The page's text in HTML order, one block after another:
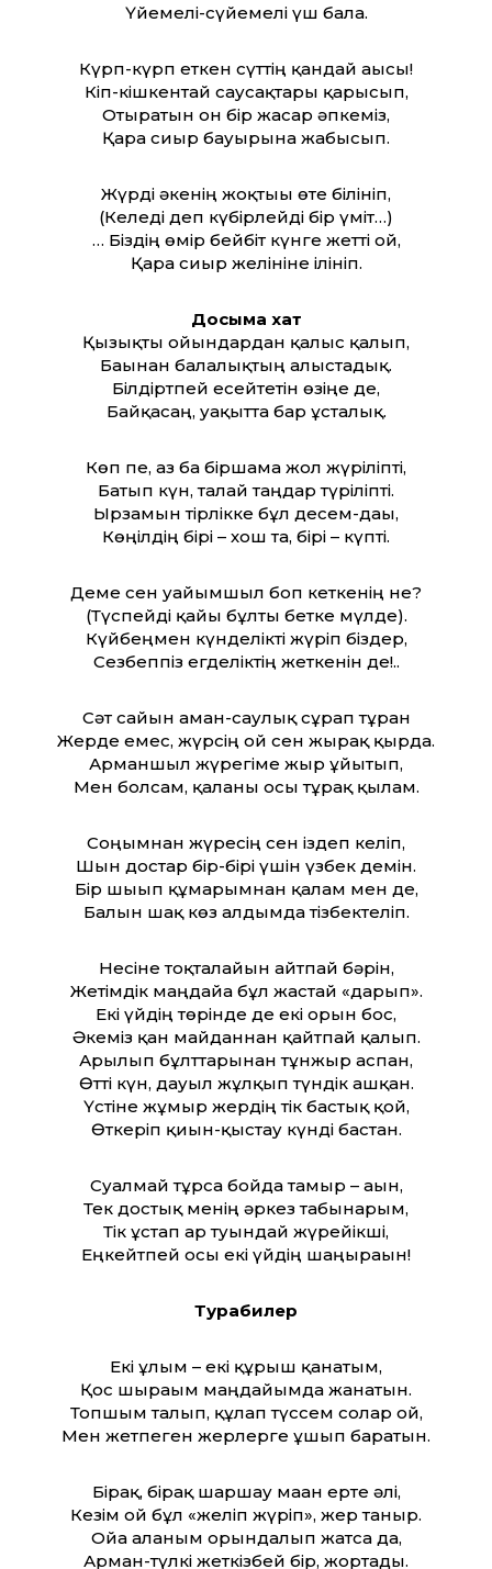
Үйемелі-сүйемелі үш бала.
Күрп-күрп еткен сүт­тің қандай ағысы!
Кіп-кішкентай саусақтары қарысып,
Отыратын он бір жасар әпкеміз,
Қара сиыр бауырына жабысып.
Жүрді әкенің жоқтығы өте білініп,
(Келеді деп күбірлейді бір үміт…)
… Біздің өмір бейбіт күнге жет­ті ғой,
Қара сиыр желініне ілініп.
Досыма хат
Қызықты ойындардан қалыс қалып,
Бағынан балалықтың алыстадық.
Білдіртпей есейтетін өзіңе де,
Байқасаң, уақыт­та бар ұсталық.
Көп пе, аз ба біршама жол жүріліпті,
Батып күн, талай таңдар түріліпті.
Ырзамын тірлікке бұл десем-дағы,
Көңілдің бірі – хош та, бірі – күпті.
Деме сен уайымшыл боп кеткенің не?
(Түспейді қайғы бұлты бетке мүлде).
Күйбеңмен күнделікті жүріп біздер,
Сезбеппіз егделіктің жеткенін де!..
Сәт сайын аман-саулық сұрап тұрған
Жерде емес, жүрсің ғой сен жырақ қырда.
Арманшыл жүрегіме жыр ұйытып,
Мен болсам, қаланы осы тұрақ қылғам.
Соңымнан жүресің сен іздеп келіп,
Шын достар бір-бірі үшін үзбек демін.
Бір шығып құмарымнан қалам мен де,
Балғын шақ көз алдымда тізбектеліп.
Несіне тоқталайын айтпай бәрін,
Жетімдік маңдайға бұл жастай «дарып».
Екі үйдің төрінде де екі орын бос,
Әкеміз қан майданнан қайтпай қалып.
Арылып бұлт­тарынан тұнжыр аспан,
Өт­ті күн, дауыл жұлқып түндік ашқан.
Үстіне жұмыр жердің тік бастық қой,
Өткеріп қиын-қыстау күнді бастан.
Суалмай тұрса бойда тамыр – ағын,
Тек достық менің әркез табынарым,
Тік ұстап ар туындай жүрейікші,
Еңкейтпей осы екі үйдің шаңырағын!
Турабилер
Екі ұлым – екі құрыш қанатым,
Қос шырағым маңдайымда жанатын.
Топшым талып, құлап түссем солар ғой,
Мен жетпеген жерлерге ұшып баратын.
Бірақ, бірақ шаршау маған ерте әлі,
Кезім ғой бұл «желіп жүріп», жер таныр.
Ойға алғаным орындалып жатса да,
Арман-түлкі жеткізбей бір, жортады.